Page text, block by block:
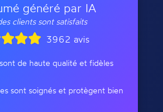
généré par IA
clients sont satisfaits
3962 avis
de haute qualité et fidèles
sont soignés et protègent bien